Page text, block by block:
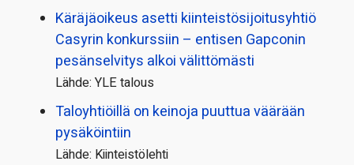
Käräjäoikeus asetti kiinteistö­sijoitusyhtiö
Casyrin konkurssiin – entisen Gapconin
pesänselvitys alkoi välittömästi
Lähde: YLE talous
Taloyhtiöillä on keinoja puuttua väärään
pysäköintiin
Lähde: Kiinteistölehti